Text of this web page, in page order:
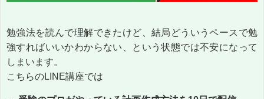
勉強法を読んで理解できたけど、結局どういうペースで勉
強すればいいかわからない、という状態では不安になって
しまいます。
こちらのLINE講座では